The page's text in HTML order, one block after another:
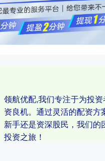
领航优配,我们专注于为投
资良机。通过灵活的配资
新手还是资深股民，我们
投资之旅！